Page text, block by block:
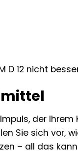
D 12 nicht
der
Sie sich vor,
– all das